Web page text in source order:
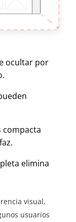
ocultar por
compacta
elimina
visual,
usuarios